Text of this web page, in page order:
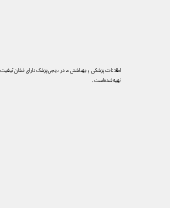
اطلاعات پزشکی و بهداشتی ما در دیجی‌پزشک دارای نشان کیفیت
تهیه شده است.